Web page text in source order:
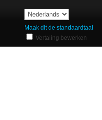
Maak dit de standaardtaal
Vertaling bewerken